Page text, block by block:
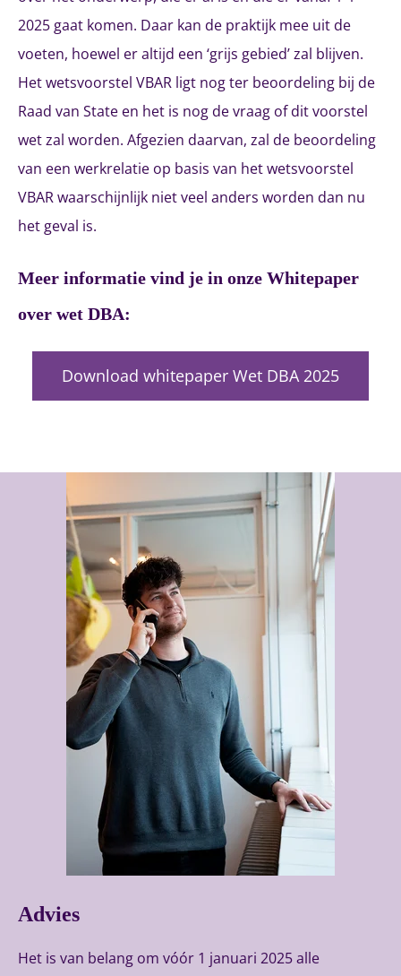
2025 gaat komen. Daar kan de praktijk mee uit de
voeten, hoewel er altijd een ‘grijs gebied’ zal blijven.
Het wetsvoorstel VBAR ligt nog ter beoordeling bij de
Raad van State en het is nog de vraag of dit voorstel
wet zal worden. Afgezien daarvan, zal de beoordeling
van een werkrelatie op basis van het wetsvoorstel
VBAR waarschijnlijk niet veel anders worden dan nu
het geval is.
Meer informatie vind je in onze Whitepaper
over wet DBA:
Download whitepaper Wet DBA 2025
Advies
Het is van belang om vóór 1 januari 2025 alle